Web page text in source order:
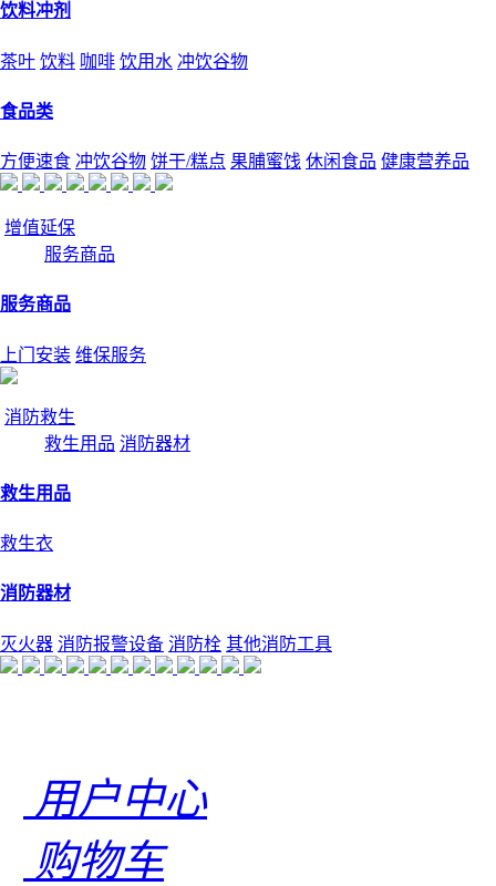
饮料冲剂
茶叶 饮料 咖啡 饮用水 冲饮谷物
食品类
方便速食 冲饮谷物 饼干/糕点 果脯蜜饯 休闲食品 健康营养品
增值延保
服务商品
服务商品
上门安装 维保服务
消防救生
救生用品 消防器材
救生用品
救生衣
消防器材
灭火器 消防报警设备 消防栓 其他消防工具
用户中心
购物车